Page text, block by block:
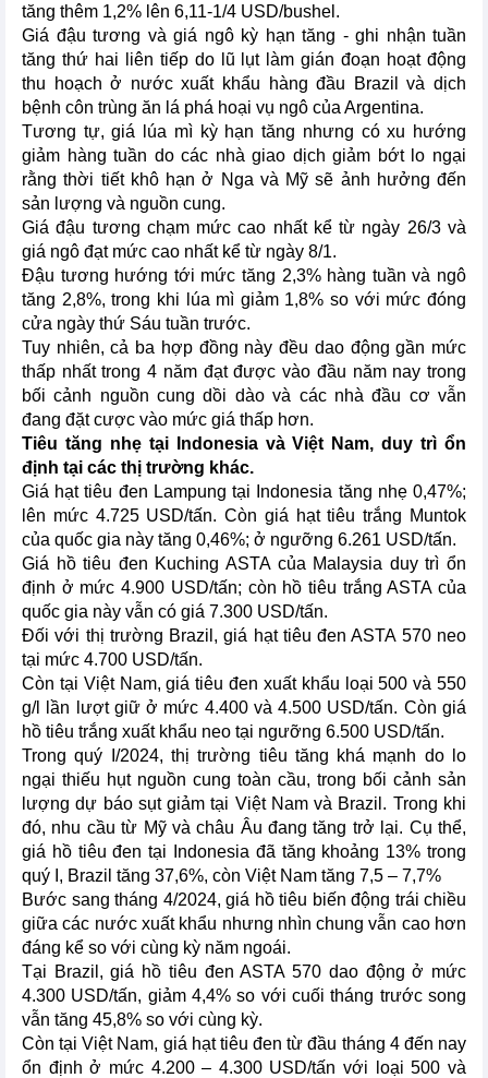
tăng thêm 1,2% lên 6,11-1/4 USD/bushel.
Giá đậu tương và giá ngô kỳ hạn tăng - ghi nhận tuần
tăng thứ hai liên tiếp do lũ lụt làm gián đoạn hoạt động
thu hoạch ở nước xuất khẩu hàng đầu Brazil và dịch
bệnh côn trùng ăn lá phá hoại vụ ngô của Argentina.
Tương tự, giá lúa mì kỳ hạn tăng nhưng có xu hướng
giảm hàng tuần do các nhà giao dịch giảm bớt lo ngại
rằng thời tiết khô hạn ở Nga và Mỹ sẽ ảnh hưởng đến
sản lượng và nguồn cung.
Giá đậu tương chạm mức cao nhất kể từ ngày 26/3 và
giá ngô đạt mức cao nhất kể từ ngày 8/1.
Đậu tương hướng tới mức tăng 2,3% hàng tuần và ngô
tăng 2,8%, trong khi lúa mì giảm 1,8% so với mức đóng
cửa ngày thứ Sáu tuần trước.
Tuy nhiên, cả ba hợp đồng này đều dao động gần mức
thấp nhất trong 4 năm đạt được vào đầu năm nay trong
bối cảnh nguồn cung dồi dào và các nhà đầu cơ vẫn
đang đặt cược vào mức giá thấp hơn.
Tiêu tăng nhẹ tại Indonesia và Việt Nam, duy trì ổn
định tại các thị trường khác.
Giá hạt tiêu đen Lampung tại Indonesia tăng nhẹ 0,47%;
lên mức 4.725 USD/tấn. Còn giá hạt tiêu trắng Muntok
của quốc gia này tăng 0,46%; ở ngưỡng 6.261 USD/tấn.
Giá hồ tiêu đen Kuching ASTA của Malaysia duy trì ổn
định ở mức 4.900 USD/tấn; còn hồ tiêu trắng ASTA của
quốc gia này vẫn có giá 7.300 USD/tấn.
Đối với thị trường Brazil, giá hạt tiêu đen ASTA 570 neo
tại mức 4.700 USD/tấn.
Còn tại Việt Nam, giá tiêu đen xuất khẩu loại 500 và 550
g/l lần lượt giữ ở mức 4.400 và 4.500 USD/tấn. Còn giá
hồ tiêu trắng xuất khẩu neo tại ngưỡng 6.500 USD/tấn.
Trong quý I/2024, thị trường tiêu tăng khá mạnh do lo
ngại thiếu hụt nguồn cung toàn cầu, trong bối cảnh sản
lượng dự báo sụt giảm tại Việt Nam và Brazil. Trong khi
đó, nhu cầu từ Mỹ và châu Âu đang tăng trở lại. Cụ thể,
giá hồ tiêu đen tại Indonesia đã tăng khoảng 13% trong
quý I, Brazil tăng 37,6%, còn Việt Nam tăng 7,5 – 7,7%
Bước sang tháng 4/2024, giá hồ tiêu biến động trái chiều
giữa các nước xuất khẩu nhưng nhìn chung vẫn cao hơn
đáng kể so với cùng kỳ năm ngoái.
Tại Brazil, giá hồ tiêu đen ASTA 570 dao động ở mức
4.300 USD/tấn, giảm 4,4% so với cuối tháng trước song
vẫn tăng 45,8% so với cùng kỳ.
Còn tại Việt Nam, giá hạt tiêu đen từ đầu tháng 4 đến nay
ổn định ở mức 4.200 – 4.300 USD/tấn với loại 500 và